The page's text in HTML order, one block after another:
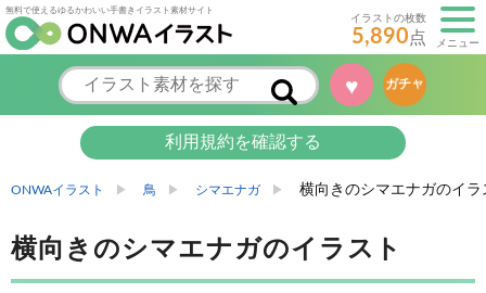
無料で使えるゆるかわいい手書きイラスト素材サイト
イラストの枚数
5,890点 メニュー
♥ ガチャ
利用規約を確認する
ONWAイラスト 鳥 シマエナガ 横向きのシマエナガのイラ
横向きのシマエナガのイラスト